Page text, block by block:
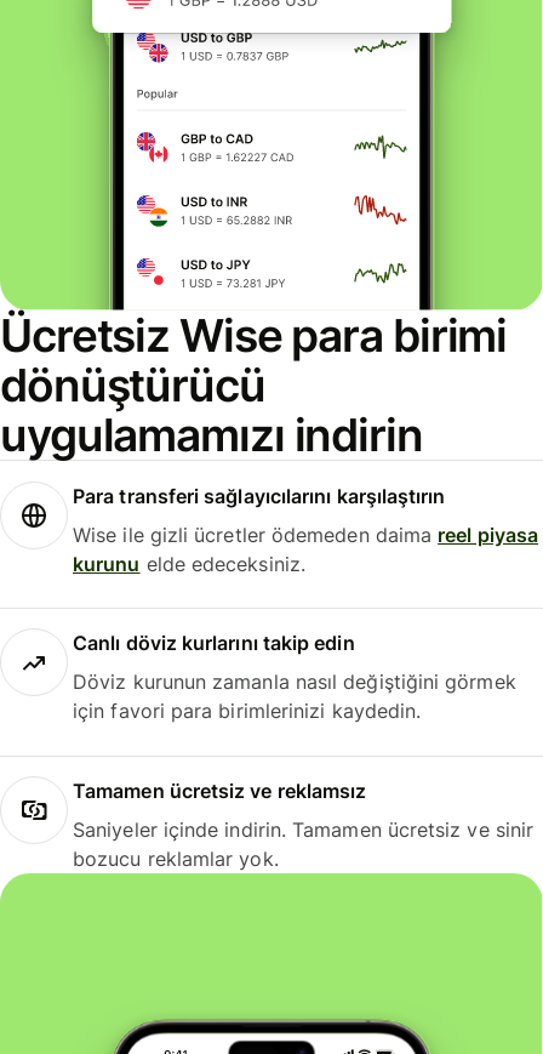
Ücretsiz Wise para birimi
dönüştürücü
uygulamamızı indirin
Para transferi sağlayıcılarını karşılaştırın
Wise ile gizli ücretler ödemeden daima reel piyasa
kurunu elde edeceksiniz.
Canlı döviz kurlarını takip edin
Döviz kurunun zamanla nasıl değiştiğini görmek
için favori para birimlerinizi kaydedin.
Tamamen ücretsiz ve reklamsız
Saniyeler içinde indirin. Tamamen ücretsiz ve sinir
bozucu reklamlar yok.